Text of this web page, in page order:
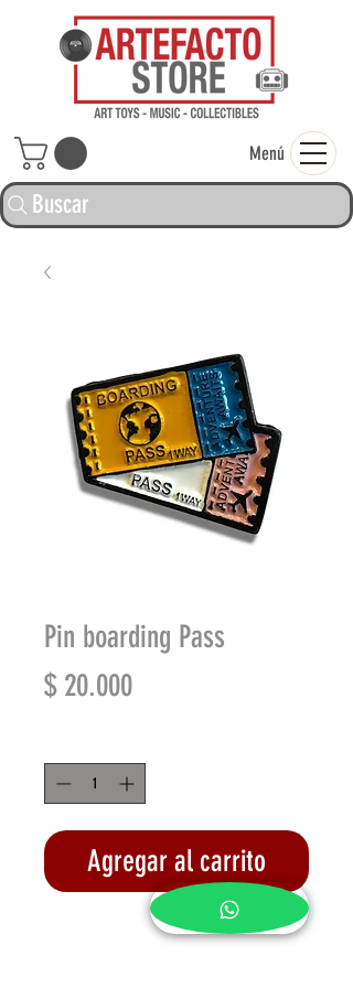
Buscar
Menú
Pin boarding Pass
$ 20.000Precio
Agregar al carrito
Realizar compra